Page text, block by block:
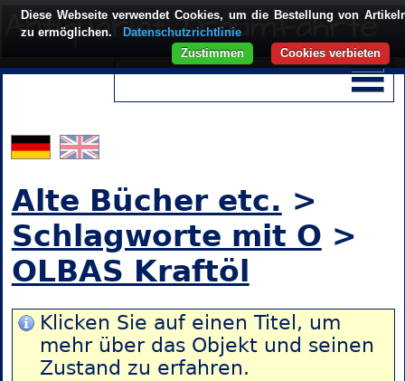
Alte Bücher etc. >
Schlagworte mit O >
OLBAS Kraftöl
Klicken Sie auf einen Titel, um
mehr über das Objekt und seinen
Zustand zu erfahren.
Diese Webseite verwendet Cookies, um die Bestellung von
zu ermöglichen.
Datenschutzrichtlinie
Cookies verbieten
Zustimmen